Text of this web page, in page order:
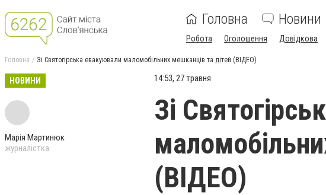
Головна Новини
Робота Оголошення Довідкова
Головна Зі Святогірська евакуювали маломобільних мешканців та дітей (ВІДЕО)
НОВИНИ
Марія Мартинюк
журналістка
14:53, 27 травня
Зі
(ВІДЕО)